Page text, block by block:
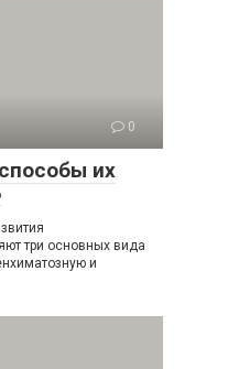
0
их
три основных вида
и